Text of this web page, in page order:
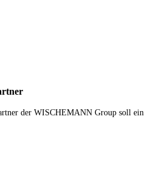
der WISCHEMANN Group soll